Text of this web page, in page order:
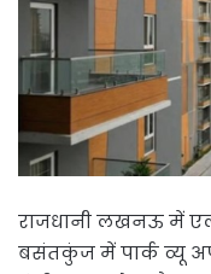
राजधानी लखनऊ में
बसंतकुंज में पार्क व्यू